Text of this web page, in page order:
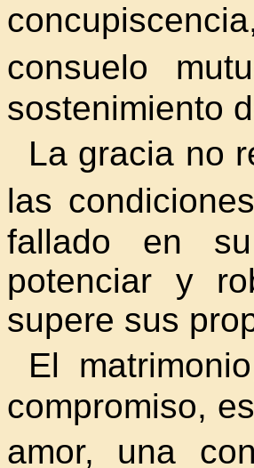
consuelo
sostenimiento
La gracia no
las
fallado en
potenciar y
supere sus
El
compromiso,
amor, una